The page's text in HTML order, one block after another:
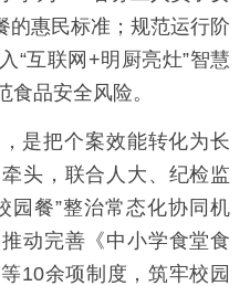
的惠民标准；规范运行阶
“互联网+明厨亮灶”智慧
食品安全风险。
是把个案效能转化为长
头，联合人大、纪检监
园餐”整治常态化协同机
动完善《中小学食堂食
10余项制度，筑牢校园